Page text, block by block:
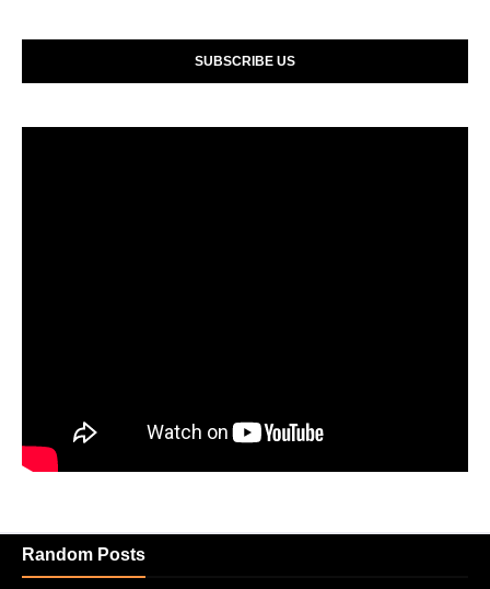
SUBSCRIBE US
Random Posts